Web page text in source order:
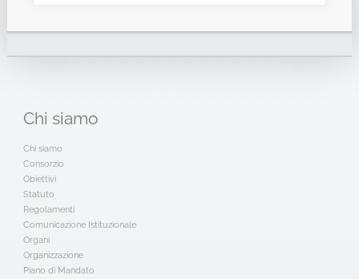
Chi siamo
Chi siamo
Consorzio
Obiettivi
Statuto
Regolamenti
Comunicazione Istituzionale
Organi
Organizzazione
Piano di Mandato